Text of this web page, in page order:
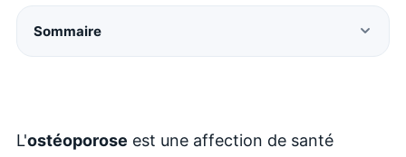
Sommaire
L'ostéoporose est une affection de santé